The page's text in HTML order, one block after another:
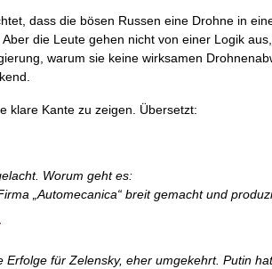
dass die bösen Russen eine Drohne in
die Leute gehen nicht von einer Logik
warum sie keine wirksamen
klare Kante zu zeigen. Übersetzt:
Worum geht es:
„Automecanica“ breit gemacht und
für Zelensky, eher umgekehrt. Putin